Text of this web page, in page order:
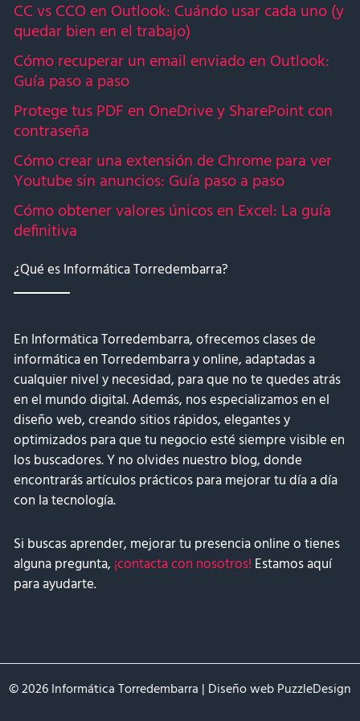
CC vs CCO en Outlook: Cuándo usar cada uno (y
quedar bien en el trabajo)
Cómo recuperar un email enviado en Outlook:
Guía paso a paso
Protege tus PDF en OneDrive y SharePoint con
contraseña
Cómo crear una extensión de Chrome para ver
Youtube sin anuncios: Guía paso a paso
Cómo obtener valores únicos en Excel: La guía
definitiva
¿Qué es Informática Torredembarra?
En Informática Torredembarra, ofrecemos clases de
informática en Torredembarra y online, adaptadas a
cualquier nivel y necesidad, para que no te quedes atrás
en el mundo digital. Además, nos especializamos en el
diseño web, creando sitios rápidos, elegantes y
optimizados para que tu negocio esté siempre visible en
los buscadores. Y no olvides nuestro blog, donde
encontrarás artículos prácticos para mejorar tu día a día
con la tecnología.
Si buscas aprender, mejorar tu presencia online o tienes
alguna pregunta, ¡contacta con nosotros! Estamos aquí
para ayudarte.
© 2026 Informática Torredembarra | Diseño webPuzzleDesign